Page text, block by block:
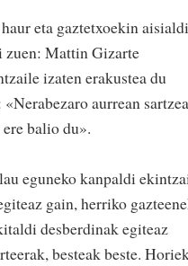
eta gaztetxoekin aisialdi
zuen: Mattin Gizarte
izaten erakustea du
aurrean
balio du».
eguneko kanpaldi
gain, herriko
desberdinak egiteaz
besteak beste.